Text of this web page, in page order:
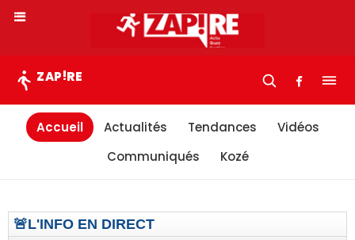
ZAP!RE
Accueil Actualités Tendances
Vidéos
Communiqués
Kozé
🚨L'INFO EN DIRECT